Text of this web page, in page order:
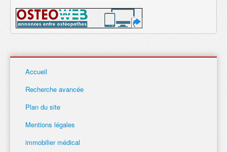
Accueil
Recherche avancée
Plan du site
Mentions légales
immobilier médical